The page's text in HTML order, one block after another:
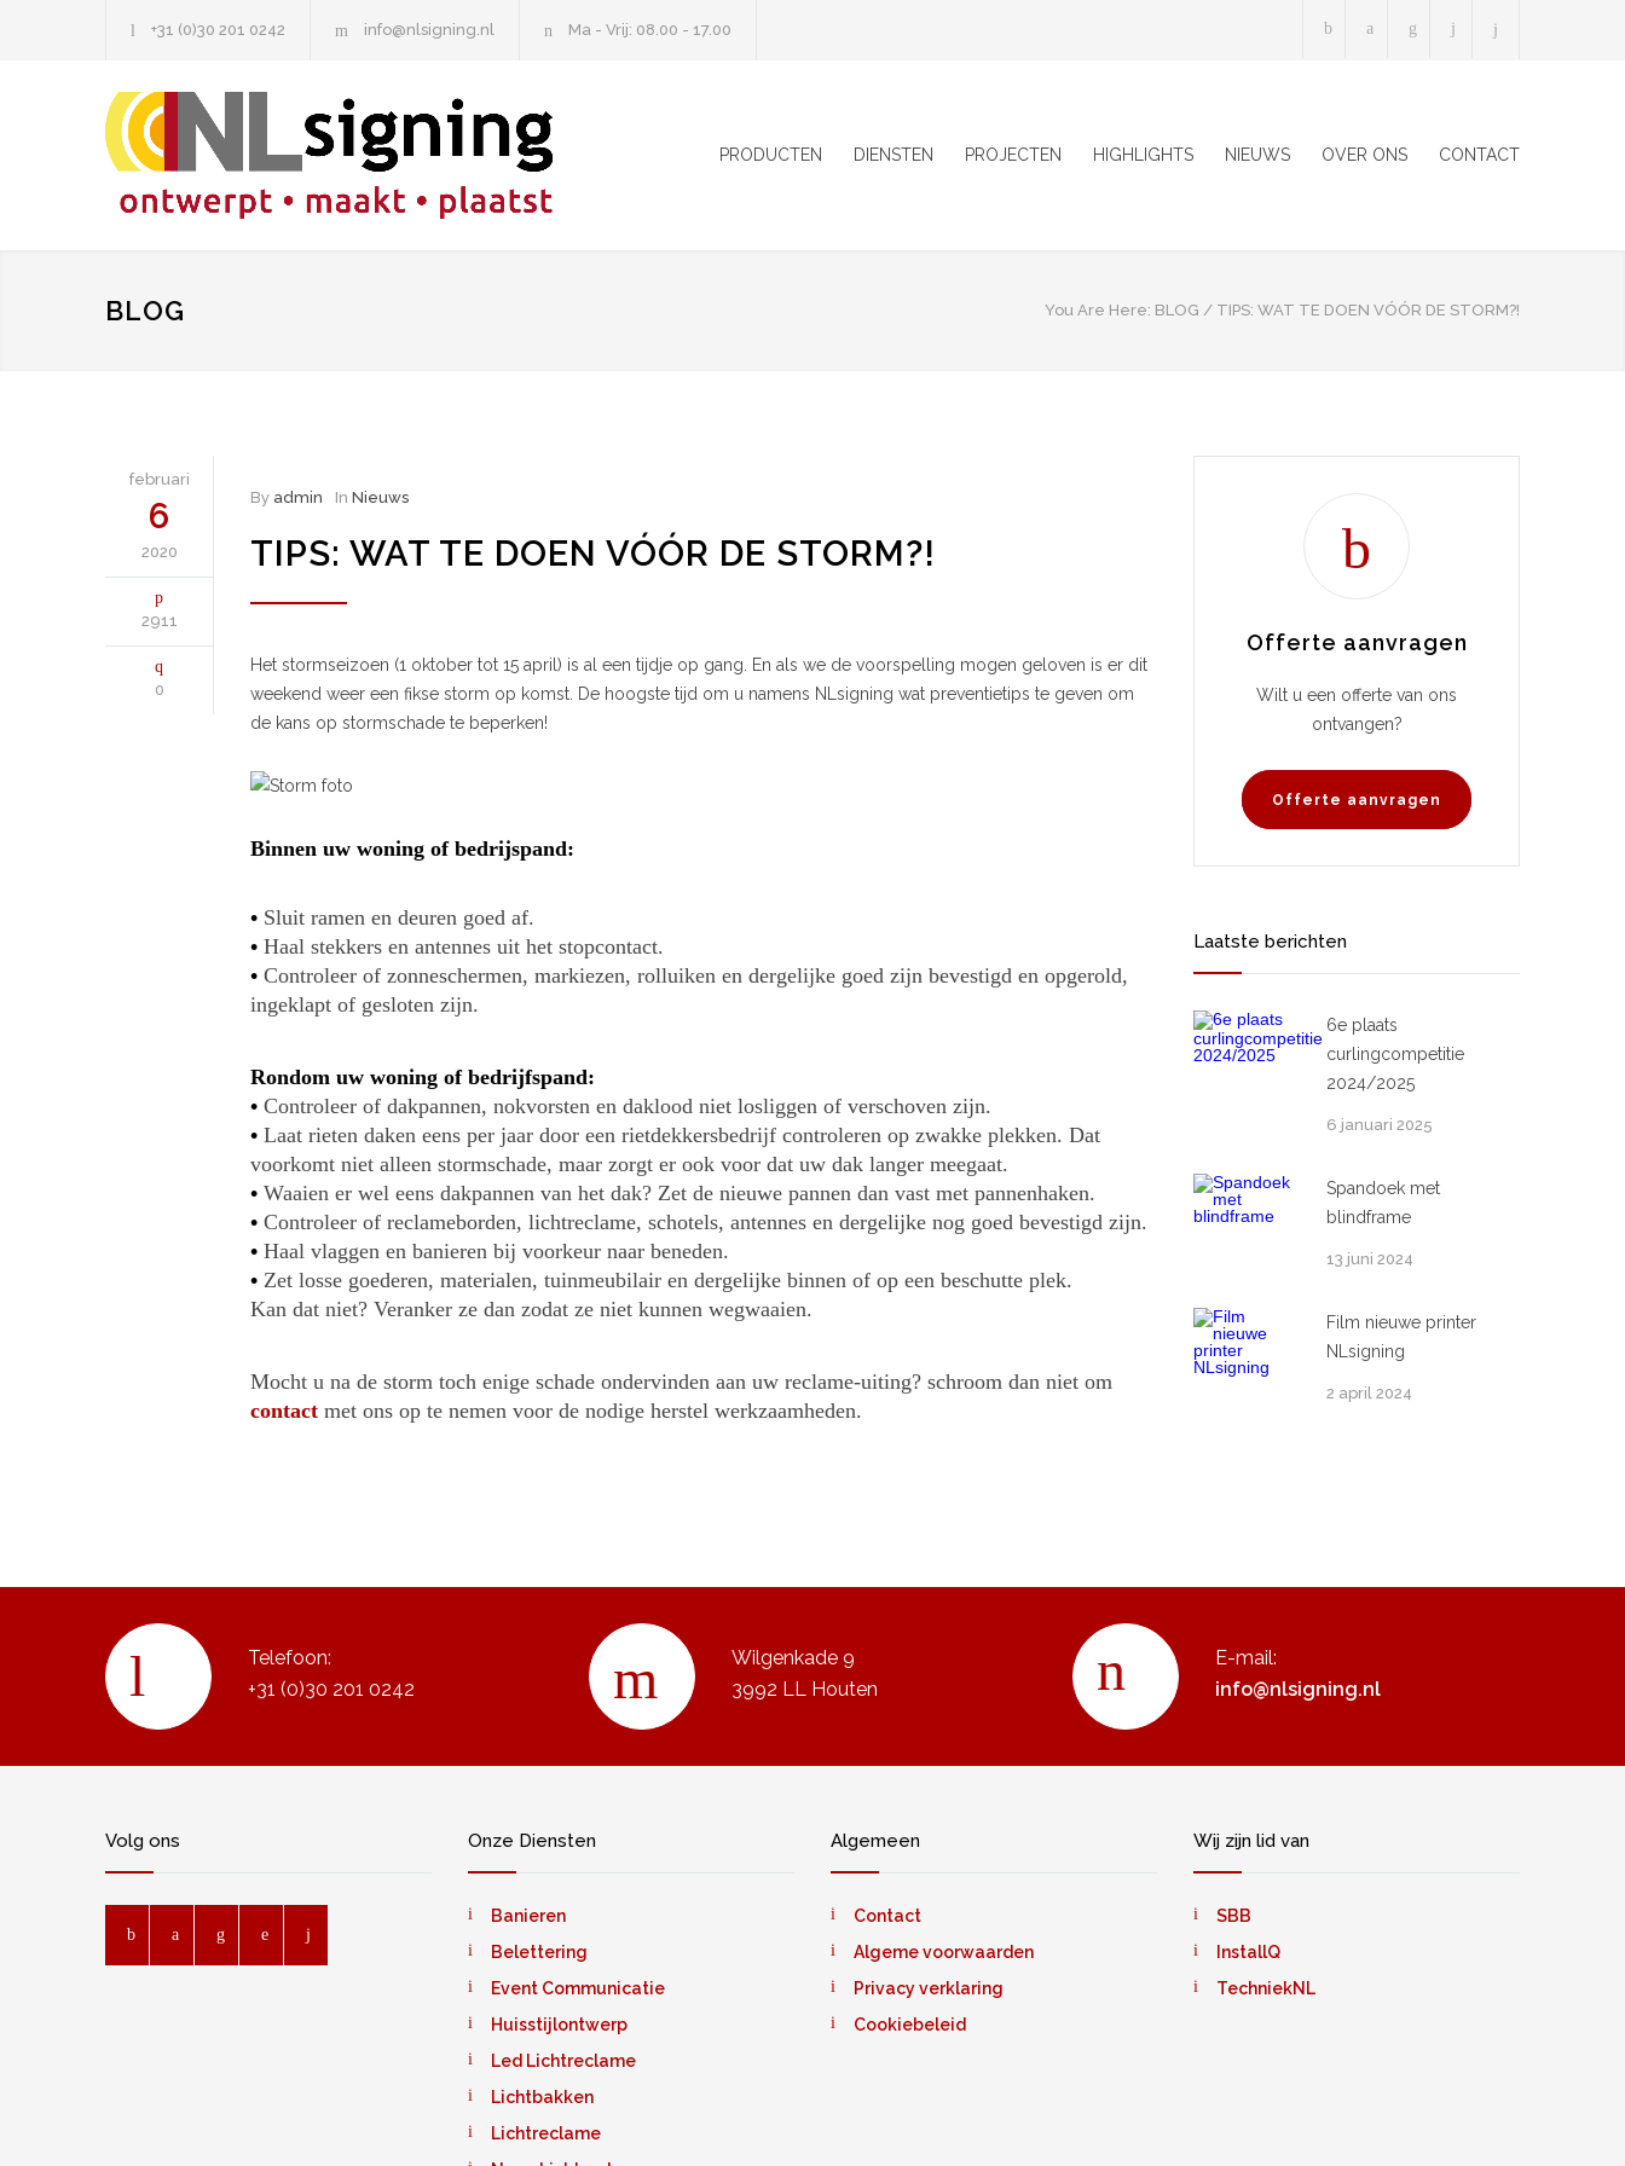
+31 (0)30 201 0242 info@nlsigning.nl Ma - Vrij: 08.00 - 17.00
PRODUCTEN DIENSTEN PROJECTEN HIGHLIGHTS NIEUWS OVER ONS CONTACT
BLOG You Are Here: BLOG / TIPS: WAT TE DOEN VÓÓR DE STORM?!
februari
6
2020
2911
0
By admin In Nieuws
TIPS: WAT TE DOEN VÓÓR DE STORM?!
Het stormseizoen (1 oktober tot 15 april) is al een tijdje op gang. En als we de voorspelling mogen geloven is er dit
weekend weer een fikse storm op komst. De hoogste tijd om u namens NLsigning wat preventietips te geven om
de kans op stormschade te beperken!
Binnen uw woning of bedrijspand:
• Sluit ramen en deuren goed af.
• Haal stekkers en antennes uit het stopcontact.
• Controleer of zonneschermen, markiezen, rolluiken en dergelijke goed zijn bevestigd en opgerold,
ingeklapt of gesloten zijn.
Rondom uw woning of bedrijfspand:
• Controleer of dakpannen, nokvorsten en daklood niet losliggen of verschoven zijn.
• Laat rieten daken eens per jaar door een rietdekkersbedrijf controleren op zwakke plekken. Dat
voorkomt niet alleen stormschade, maar zorgt er ook voor dat uw dak langer meegaat.
• Waaien er wel eens dakpannen van het dak? Zet de nieuwe pannen dan vast met pannenhaken.
• Controleer of reclameborden, lichtreclame, schotels, antennes en dergelijke nog goed bevestigd zijn.
• Haal vlaggen en banieren bij voorkeur naar beneden.
• Zet losse goederen, materialen, tuinmeubilair en dergelijke binnen of op een beschutte plek.
Kan dat niet? Veranker ze dan zodat ze niet kunnen wegwaaien.
Mocht u na de storm toch enige schade ondervinden aan uw reclame-uiting? schroom dan niet om
contact met ons op te nemen voor de nodige herstel werkzaamheden.
Offerte aanvragen
Wilt u een offerte van ons
ontvangen?
Offerte aanvragen
Laatste berichten
6e plaats
curlingcompetitie
2024/2025
6 januari 2025
Spandoek met
blindframe
13 juni 2024
Film nieuwe printer
NLsigning
2 april 2024
Telefoon:
+31 (0)30 201 0242
Wilgenkade 9
3992 LL Houten
E-mail:
info@nlsigning.nl
Volg ons Onze Diensten
Banieren
Belettering
Event Communicatie
Huisstijlontwerp
Led Lichtreclame
Lichtbakken
Lichtreclame
Algemeen
Contact
Algeme voorwaarden
Privacy verklaring
Cookiebeleid
Wij zijn lid van
SBB
InstallQ
TechniekNL